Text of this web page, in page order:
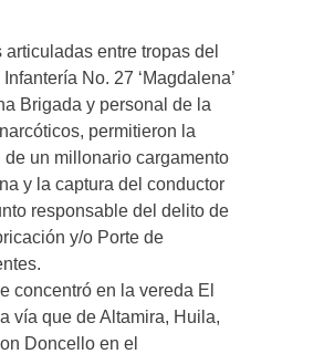
articuladas entre tropas del
No. 27 ‘Magdalena’
Brigada y personal de la
permitieron la
de un millonario cargamento
y la captura del conductor
responsable del delito de
y/o Porte de
concentró en la vereda El
vía que de Altamira, Huila,
Doncello en el